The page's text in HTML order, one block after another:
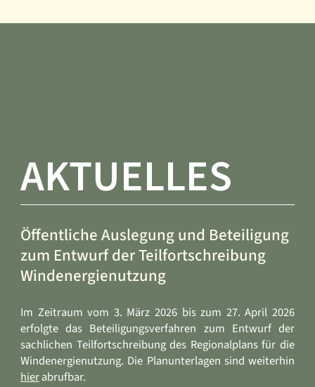
Ausschreibungen.
AKTUELLES
Öffentliche Auslegung und Beteiligung
zum Entwurf der Teilfortschreibung
Windenergienutzung
Im Zeitraum vom 3. März 2026 bis zum 27. April 2026
erfolgte das Beteiligungsverfahren zum Entwurf der
sachlichen Teilfortschreibung des Regionalplans für die
Windenergienutzung. Die Planunterlagen sind weiterhin
hierabrufbar.